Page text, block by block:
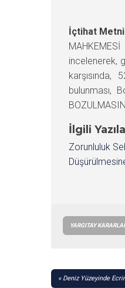
İçtihat Metni
incelenerek,
karşısında,
bulunması,
İlgili
Zorunluluk
YARGITAY
YAZI
Deniz Yüzeyinde